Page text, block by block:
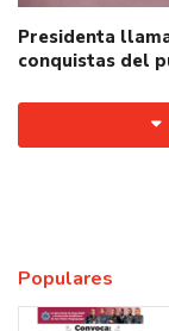
Presidenta
conquistas del
Populares